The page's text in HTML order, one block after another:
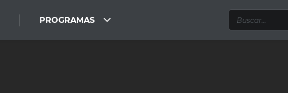
PROGRAMAS